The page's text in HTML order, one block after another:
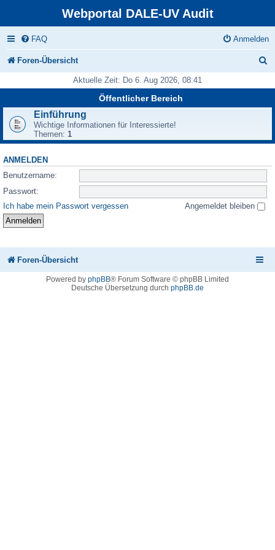
Webportal DALE-UV Audit
FAQ Anmelden
Foren-Übersicht
Aktuelle Zeit: Do 6. Aug 2026, 08:41
Öffentlicher Bereich
Einführung
Wichtige Informationen für Interessierte!
Themen: 1
ANMELDEN
Benutzername:
Passwort:
Ich habe mein Passwort vergessen
Angemeldet bleiben
Foren-Übersicht
Powered by phpBB® Forum Software © phpBB Limited
Deutsche Übersetzung durch phpBB.de